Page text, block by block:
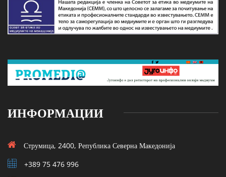
ИНФОРМАЦИИ
Струмица, 2400, Република Северна Македонија
+389 75 476 996